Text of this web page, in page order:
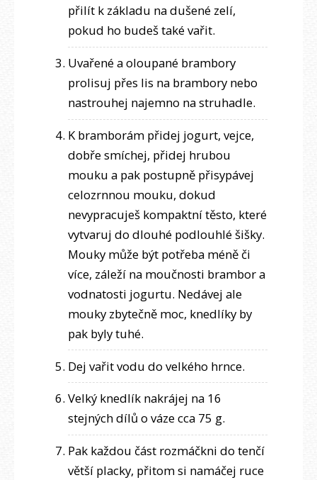
přilít k základu na dušené zelí,
pokud ho budeš také vařit.
Uvařené a oloupané brambory
prolisuj přes lis na brambory nebo
nastrouhej najemno na struhadle.
K bramborám přidej jogurt, vejce,
dobře smíchej, přidej hrubou
mouku a pak postupně přisypávej
celozrnnou mouku, dokud
nevypracuješ kompaktní těsto, které
vytvaruj do dlouhé podlouhlé šišky.
Mouky může být potřeba méně či
více, záleží na moučnosti brambor a
vodnatosti jogurtu. Nedávej ale
mouky zbytečně moc, knedlíky by
pak byly tuhé.
Dej vařit vodu do velkého hrnce.
Velký knedlík nakrájej na 16
stejných dílů o váze cca 75 g.
Pak každou část rozmáčkni do tenčí
větší placky, přitom si namáčej ruce